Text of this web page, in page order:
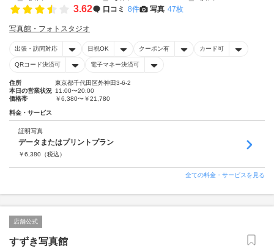
3.62 口コミ 8件 写真 47枚
写真館・フォトスタジオ
出張・訪問対応 日祝OK クーポン有 カード可
QRコード決済可 電子マネー決済可
住所
東京都千代田区外神田3-6-2
本日の営業状況 11:00〜20:00
価格帯
￥6,380〜￥21,780
料金・サービス
証明写真
データまたはプリントプラン
￥6,380 （税込）
全ての料金・サービスを見る
店舗公式
すずき写真館